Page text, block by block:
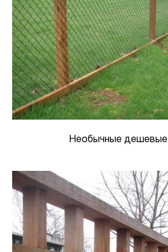
Необычные дешевые